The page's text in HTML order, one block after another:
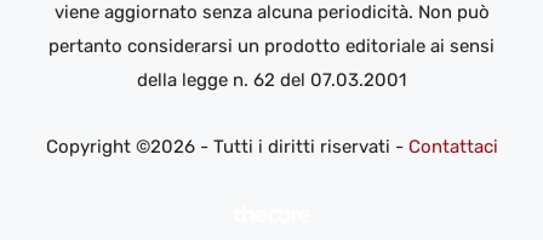
viene aggiornato senza alcuna periodicità. Non può
pertanto considerarsi un prodotto editoriale ai sensi
della legge n. 62 del 07.03.2001
Copyright ©2026 - Tutti i diritti riservati - Contattaci